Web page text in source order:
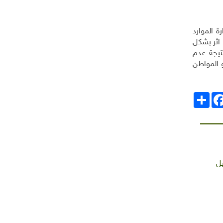
الموارد
اثر بشكل
عدم
المواطن
انشر